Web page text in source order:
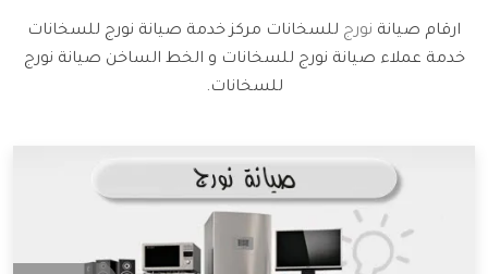
ارقام صيانة نورج للسخانات مركز خدمة صيانة نورج للسخانات
خدمة عملاء صيانة نورج للسخانات و الخط الساخن صيانة نورج
للسخانات.